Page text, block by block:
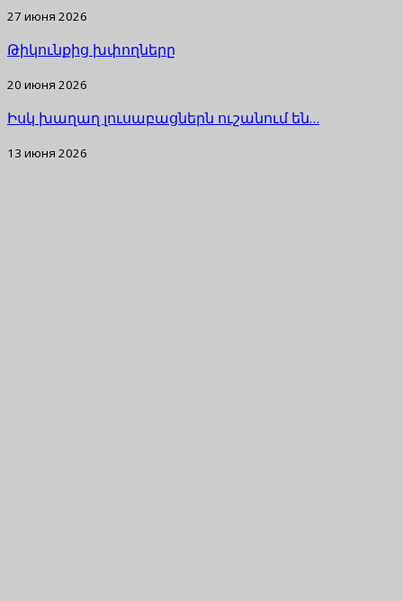
27 июня 2026
Թիկունքից խփողները
20 июня 2026
Իսկ խաղաղ լուսաբացներն ուշանում են…
13 июня 2026